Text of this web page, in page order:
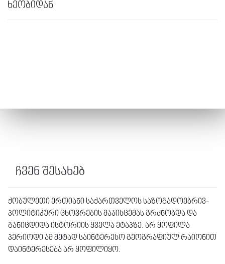
ხეობიდან
ჩვენ შესახებ
ქობულეთი ერთიანი საქართველოს საზოგადოებრივ-
პოლიტიკური ცხოვრების მაჯისცემას გრძნობდა და
განიცდიდა ისტორიის ყველა ეტაპზე. არ ყოფილა
პერიოდი ამ მეტად საინტერესო გეოგრაფიულ რაიონით
დაინტერესება არ ყოფილიყო.